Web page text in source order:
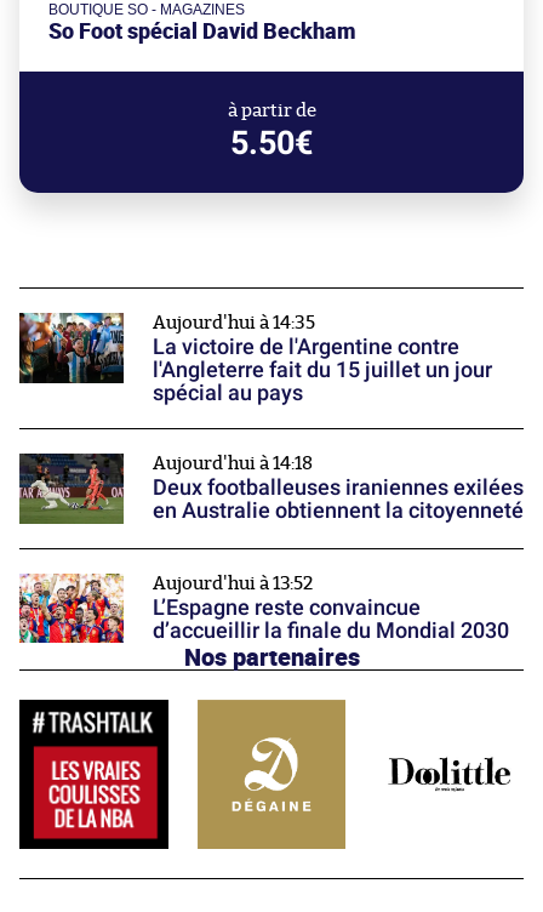
BOUTIQUE SO - MAGAZINES
So Foot spécial David Beckham
à partir de
5.50€
Aujourd'hui à 14:35
La victoire de l'Argentine contre
l'Angleterre fait du 15 juillet un jour
spécial au pays
Aujourd'hui à 14:18
Deux footballeuses iraniennes exilées
en Australie obtiennent la citoyenneté
Aujourd'hui à 13:52
L’Espagne reste convaincue
d’accueillir la finale du Mondial 2030
Nos partenaires